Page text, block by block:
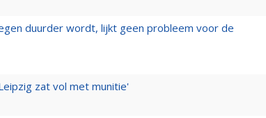
duurder wordt, lijkt geen probleem voor de
zat vol met munitie'